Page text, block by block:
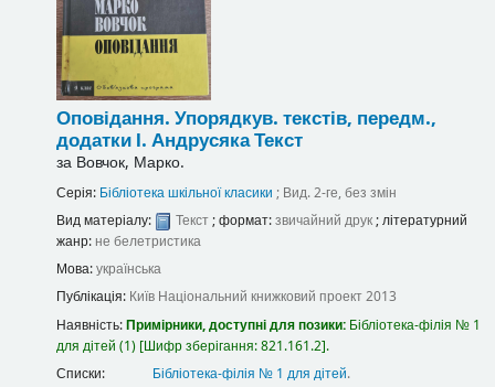
Оповідання. Упорядкув. текстів, передм.,
додатки І. АндрусякаТекст
за Вовчок, Марко.
Серія: Бібліотека шкільної класики ; Вид. 2-ге, без змін
Вид матеріалу:
Текст; формат:звичайний друк; літературний
жанр: не белетристика
Мова:українська
Публікація: Київ Національний книжковий проект2013
Наявність:Примірники, доступні для позики: Бібліотека-філія № 1
для дітей (1) Шифр зберігання:821.161.2 .
Списки:
Бібліотека-філія № 1 для дітей.